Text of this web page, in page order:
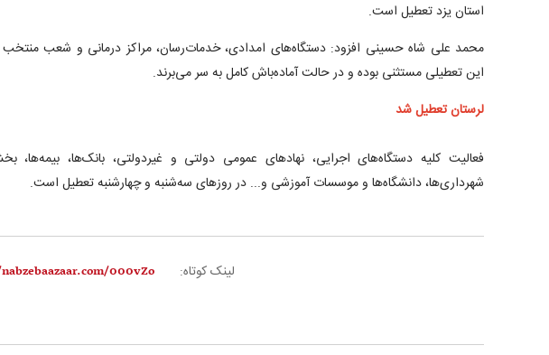
استان یزد تعطیل است.
محمد علی شاه حسینی افزود: دستگاه‌های امدادی، خدمات‌رسان، مراکز درمانی و شعب منتخب
این تعطیلی مستثنی بوده و در حالت آماده‌باش کامل به سر می‌برند.
لرستان تعطیل شد
فعالیت کلیه دستگاه‌های اجرایی، نهادهای عمومی دولتی و غیردولتی، بانک‌ها، بیمه‌ها،
شهرداری‌ها، دانشگاه‌ها و موسسات آموزشی و... در روزهای سه‌شنبه و چهارشنبه تعطیل است.
لینک کوتاه: